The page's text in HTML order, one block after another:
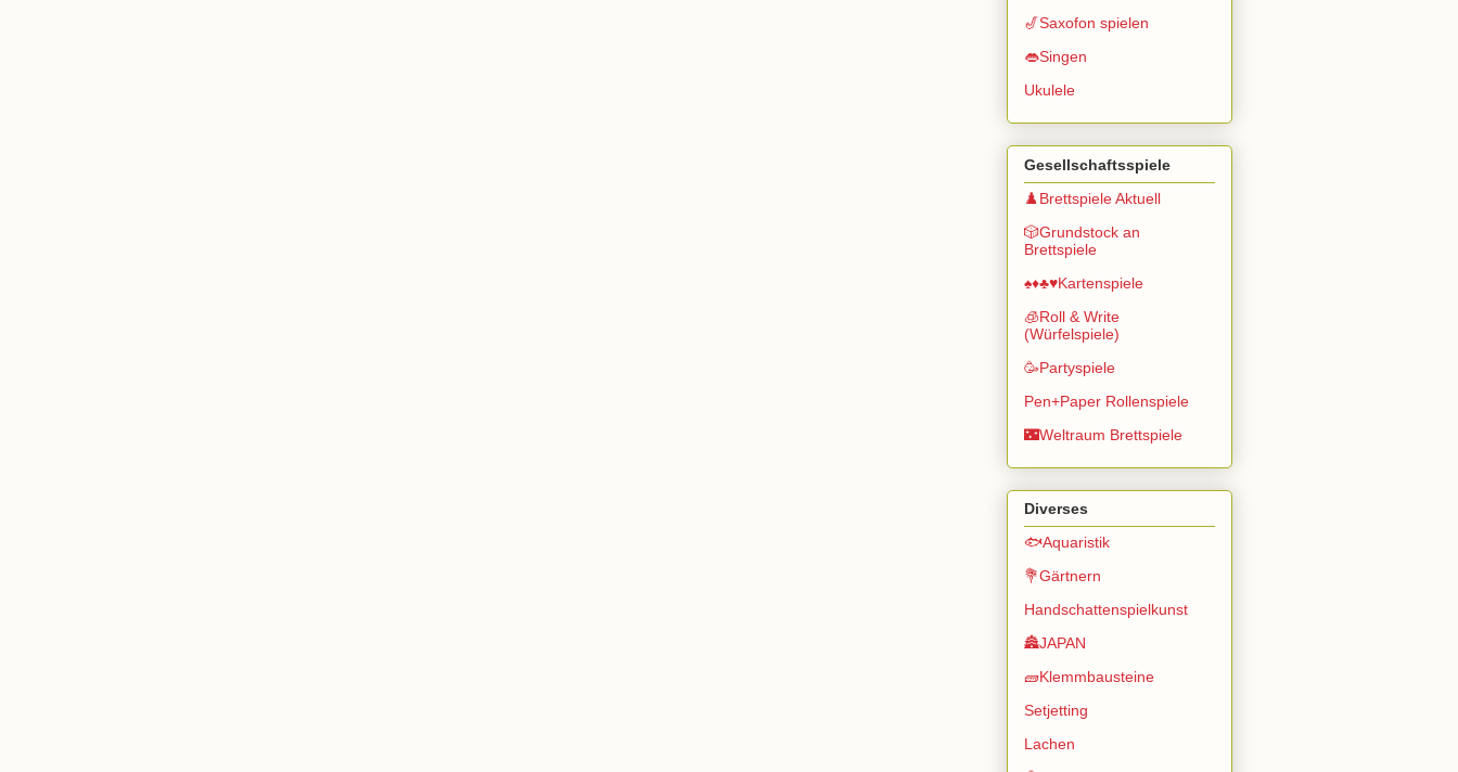
🎷Saxofon spielen
👄Singen
Ukulele
Gesellschaftsspiele
♟️Brettspiele Aktuell
🎲Grundstock an
Brettspiele
♠️♦️♣️♥️Kartenspiele
🧊Roll & Write
(Würfelspiele)
🥳Partyspiele
Pen+Paper Rollenspiele
🌃Weltraum Brettspiele
Diverses
🐟Aquaristik
💐Gärtnern
Handschattenspielkunst
🏯JAPAN
🧱Klemmbausteine
Setjetting
Lachen